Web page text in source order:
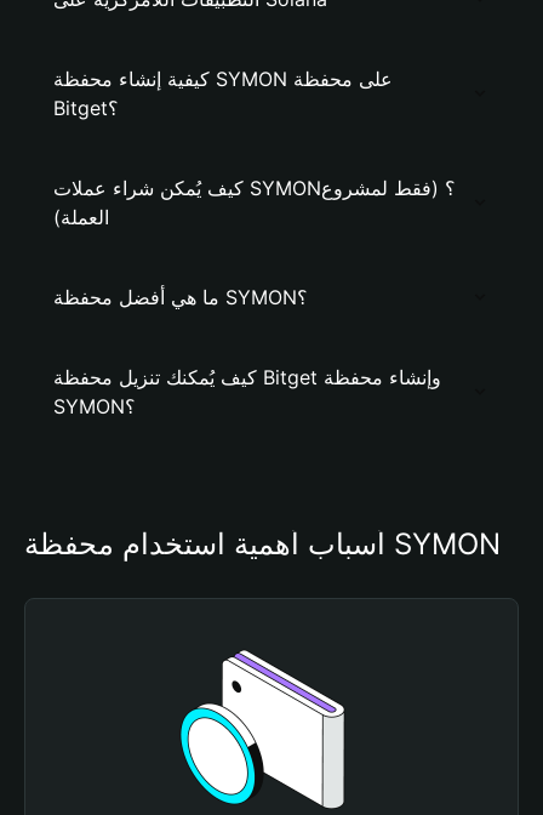
كيفية إنشاء محفظة SYMON على محفظة
Bitget؟
كيف يُمكن شراء عملات SYMON؟ (فقط لمشروع
العملة)
ما هي أفضل محفظة SYMON؟
كيف يُمكنك تنزيل محفظة Bitget وإنشاء محفظة
SYMON؟
أسباب أهمية استخدام محفظة SYMON